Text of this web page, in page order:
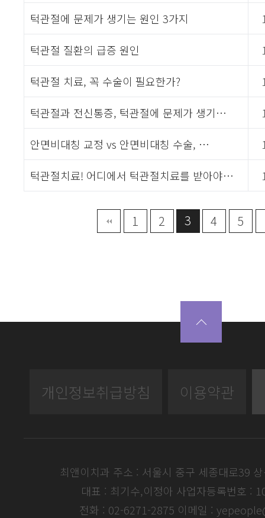
턱관절에 문제가 생기는 원인 3가지
턱관절 질환의 급증 원인
턱관절 치료, 꼭 수술이 필요한가?
턱관절과 전신통증, 턱관절에 문제가 생기…
안면비대칭 교정 vs 안면비대칭 수술, …
턱관절치료! 어디에서 턱관절치료를 받아야…
1 2 3 4 5
개인정보취급방침 이용약관
최앤이치과 주소 : 서울시 중구 세종대로39
대표 : 최기수,이정아 사업자등록번호 :
전화 : 02-6271-2875 이메일 :